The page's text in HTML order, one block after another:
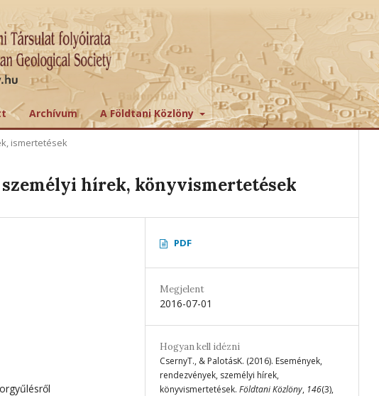
Archívum A Földtani Közlöny
ismertetések
hírek, könyvismertetések
PDF
Megjelent
2016-07-01
Hogyan kell idézni
CsernyT., & PalotásK. (2016). Események,
rendezvények, személyi hírek,
könyvismertetések. Földtani Közlöny, 146(3),